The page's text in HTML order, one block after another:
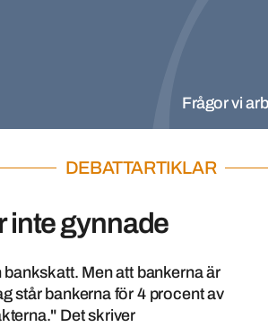
Frågor vi
DEBATTARTIKLAR
inte gynnade
Men att bankerna är
står bankerna för 4 procent av
Det skriver